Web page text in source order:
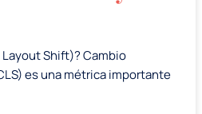
Shift)? Cambio
es una métrica importante